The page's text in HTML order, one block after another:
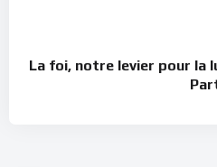
La foi, notre levier pour la